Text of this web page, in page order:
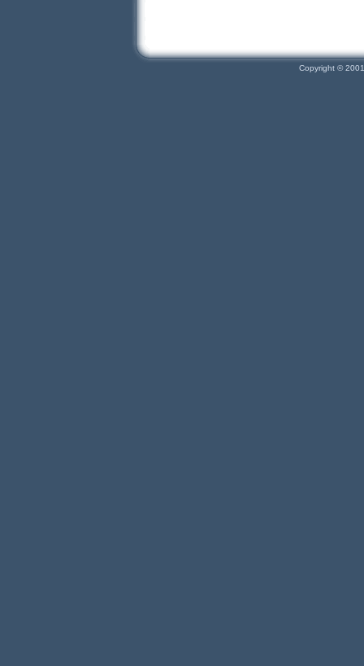
Copyright ©